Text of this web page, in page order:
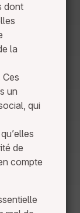
dont
la
un
qui
de
compte